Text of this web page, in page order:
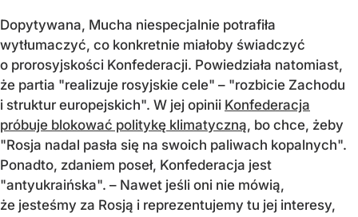
Dopytywana, Mucha niespecjalnie potrafiła
wytłumaczyć, co konkretnie miałoby świadczyć
o prorosyjskości Konfederacji. Powiedziała natomiast,
że partia "realizuje rosyjskie cele" – "rozbicie Zachodu
i struktur europejskich". W jej opinii Konfederacja
próbuje blokować politykę klimatyczną, bo chce, żeby
"Rosja nadal pasła się na swoich paliwach kopalnych".
Ponadto, zdaniem poseł, Konfederacja jest
"antyukraińska". – Nawet jeśli oni nie mówią,
że jesteśmy za Rosją i reprezentujemy tu jej interesy,